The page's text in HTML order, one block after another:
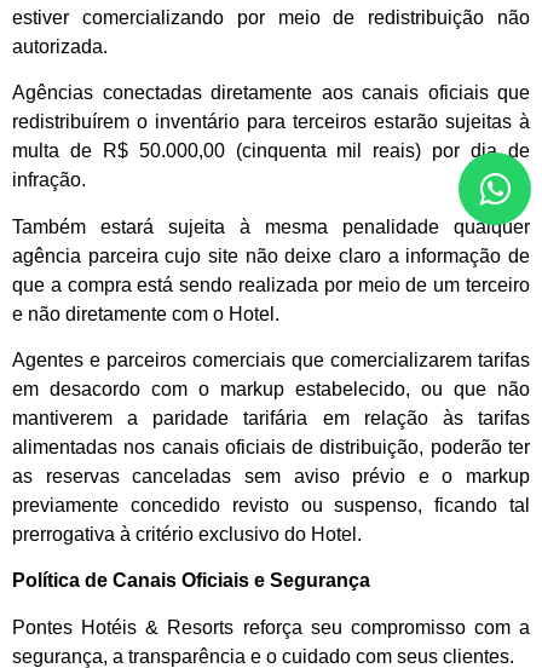
estiver comercializando por meio de redistribuição não
autorizada.
Agências conectadas diretamente aos canais oficiais que
redistribuírem o inventário para terceiros estarão sujeitas à
multa de R$ 50.000,00 (cinquenta mil reais) por dia de
infração.
Também estará sujeita à mesma penalidade qualquer
agência parceira cujo site não deixe claro a informação de
que a compra está sendo realizada por meio de um terceiro
e não diretamente com o Hotel.
Agentes e parceiros comerciais que comercializarem tarifas
em desacordo com o markup estabelecido, ou que não
mantiverem a paridade tarifária em relação às tarifas
alimentadas nos canais oficiais de distribuição, poderão ter
as reservas canceladas sem aviso prévio e o markup
previamente concedido revisto ou suspenso, ficando tal
prerrogativa à critério exclusivo do Hotel.
Política de Canais Oficiais e Segurança
Pontes Hotéis & Resorts reforça seu compromisso com a
segurança, a transparência e o cuidado com seus clientes.